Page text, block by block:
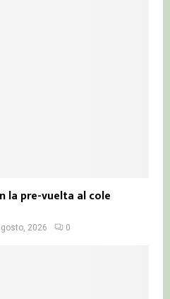
la pre-vuelta al cole
2026 0